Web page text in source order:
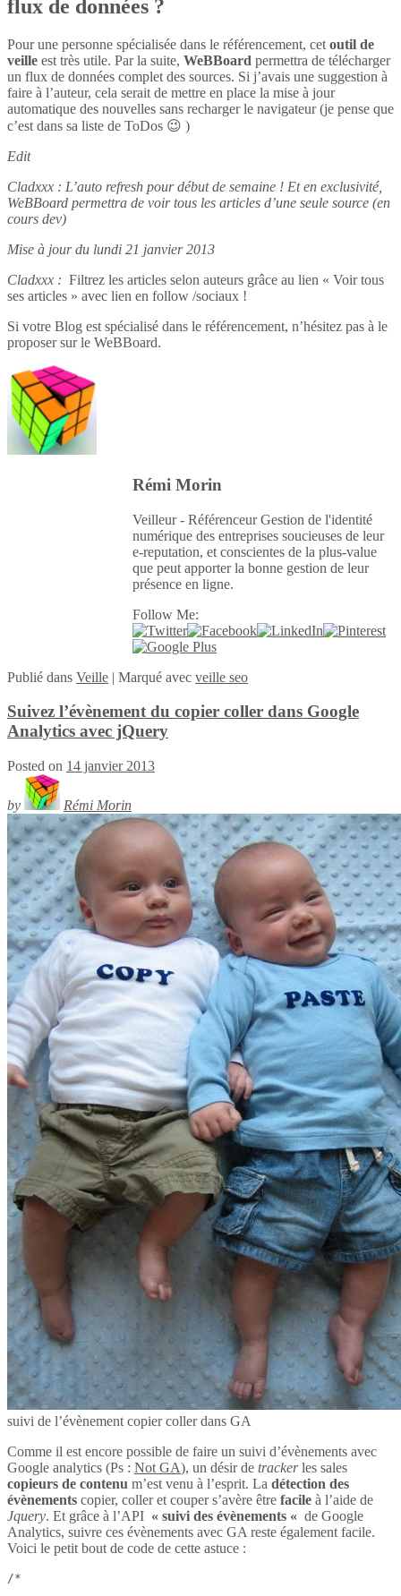
flux de données ?
Pour une personne spécialisée dans le référencement, cet outil de
veille est très utile. Par la suite, WeBBoard permettra de télécharger
un flux de données complet des sources. Si j’avais une suggestion à
faire à l’auteur, cela serait de mettre en place la mise à jour
automatique des nouvelles sans recharger le navigateur (je pense que
c’est dans sa liste de ToDos 😉 )
Edit
Cladxxx : L’auto refresh pour début de semaine ! Et en exclusivité,
WeBBoard permettra de voir tous les articles d’une seule source (en
cours dev)
Mise à jour du lundi 21 janvier 2013
Cladxxx : Filtrez les articles selon auteurs grâce au lien « Voir tous
ses articles » avec lien en follow /sociaux !
Si votre Blog est spécialisé dans le référencement, n’hésitez pas à le
proposer sur le WeBBoard.
Rémi Morin
Veilleur - Référenceur Gestion de l'identité
numérique des entreprises soucieuses de leur
e-reputation, et conscientes de la plus-value
que peut apporter la bonne gestion de leur
présence en ligne.
Follow Me:
Publié dans Veille | Marqué avec veille seo
Suivez l’évènement du copier coller dans Google
Analytics avec jQuery
Posted on 14 janvier 2013
by Rémi Morin
suivi de l’évènement copier coller dans GA
Comme il est encore possible de faire un suivi d’évènements avec
Google analytics (Ps : Not GA), un désir de trackerles sales
copieurs de contenu m’est venu à l’esprit. La détection des
évènements copier, coller et couper s’avère être facile à l’aide de
Jquery. Et grâce à l’API « suivi des évènements « de Google
Analytics, suivre ces évènements avec GA reste également facile.
Voici le petit bout de code de cette astuce :
/*